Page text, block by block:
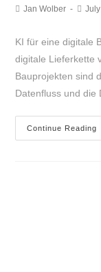
Jan Wolber
KI für eine digitale
digitale Lieferkette
Bauprojekten sind
Datenfluss und die
Continue Reading